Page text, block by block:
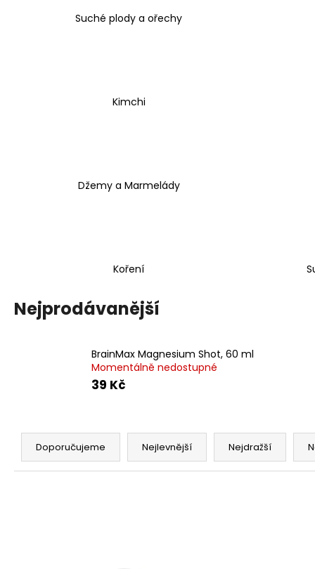
Suché plody a ořechy
Kimchi
Džemy a Marmelády
Koření
Nejprodávanější
BrainMax Magnesium Shot, 60 ml
Momentálně nedostupné
39 Kč
Ř
z
Doporučujeme Nejlevnější Nejdražší